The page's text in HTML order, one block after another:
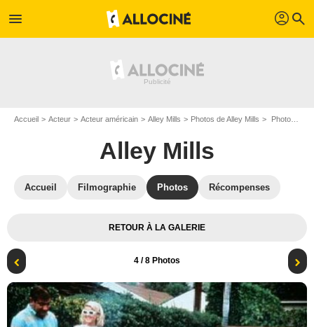
menu profil search
Accueil Acteur Acteur américain Alley Mills Photos de Alley Mills Photo Dan Lauria, Alley Mills, Josh Saviano, Fred Savage, Jason Hervey, Olivia d'Abo
Alley Mills
Accueil Filmographie Photos Récompenses
RETOUR À LA GALERIE
4 / 8 Photos